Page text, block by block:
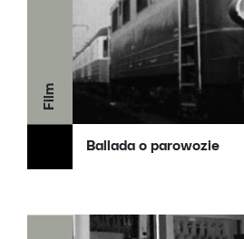
Film
Ballada o parowozie